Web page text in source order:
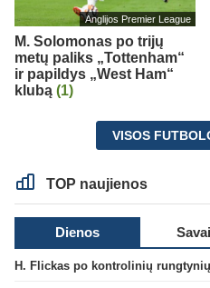
Anglijos Premier League
M. Solomonas po trijų
metų paliks „Tottenham“
ir papildys „West Ham“
klubą (1)
VISOS
TOP naujienos
Dienos
H. Flickas po kontrolinių